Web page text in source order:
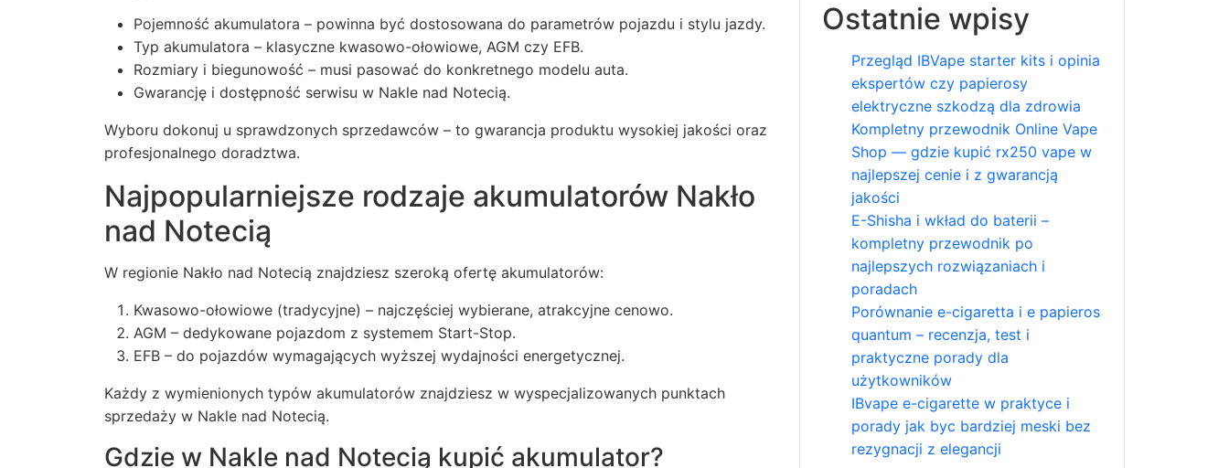
Pojemność akumulatora – powinna być dostosowana do parametrów pojazdu i stylu jazdy.
Typ akumulatora – klasyczne kwasowo-ołowiowe, AGM czy EFB.
Rozmiary i biegunowość – musi pasować do konkretnego modelu auta.
Gwarancję i dostępność serwisu w Nakle nad Notecią.
Wyboru dokonuj u sprawdzonych sprzedawców – to gwarancja produktu wysokiej jakości oraz
profesjonalnego doradztwa.
Najpopularniejsze rodzaje akumulatorów Nakło
nad Notecią
W regionie Nakło nad Notecią znajdziesz szeroką ofertę akumulatorów:
Kwasowo-ołowiowe (tradycyjne) – najczęściej wybierane, atrakcyjne cenowo.
AGM – dedykowane pojazdom z systemem Start-Stop.
EFB – do pojazdów wymagających wyższej wydajności energetycznej.
Każdy z wymienionych typów akumulatorów znajdziesz w wyspecjalizowanych punktach
sprzedaży w Nakle nad Notecią.
Gdzie w Nakle nad Notecią kupić akumulator?
Ostatnie wpisy
Przegląd IBVape starter kits i opinia
ekspertów czy papierosy
elektryczne szkodzą dla zdrowia
Kompletny przewodnik Online Vape
Shop — gdzie kupić rx250 vape w
najlepszej cenie i z gwarancją
jakości
E-Shisha i wkład do baterii –
kompletny przewodnik po
najlepszych rozwiązaniach i
poradach
Porównanie e-cigaretta i e papieros
quantum – recenzja, test i
praktyczne porady dla
użytkowników
IBvape e-cigarette w praktyce i
porady jak byc bardziej meski bez
rezygnacji z elegancji